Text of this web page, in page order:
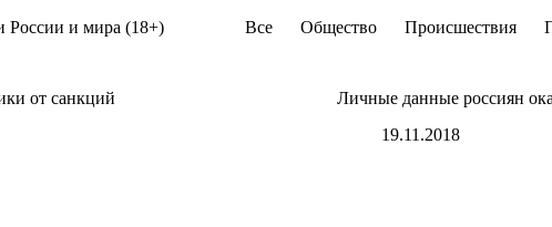
России и мира (18+) Все Общество Происшествия
от санкций
Личные данные россиян
19.11.2018